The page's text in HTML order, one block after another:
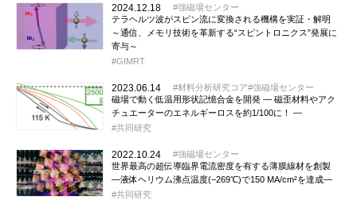
2024.12.18
強磁場センター
テラヘルツ波がスピン流に変換される機構を実証・解明
～通信、メモリ技術を革新する“スピントロニクス”発展に
寄与～
GIMRT
2023.06.14 材料分析研究コア 強磁場センター
磁場で動く低温用形状記憶合金を開発 ― 磁歪材料やアク
チュエーターのエネルギーロスを約1/100に！ ―
共同研究
2022.10.24
強磁場センター
世界最高の超伝導臨界電流密度を有する薄膜線材を創製
―液体ヘリウム沸点温度(−269℃)で150 MA/cm²を達成―
共同研究